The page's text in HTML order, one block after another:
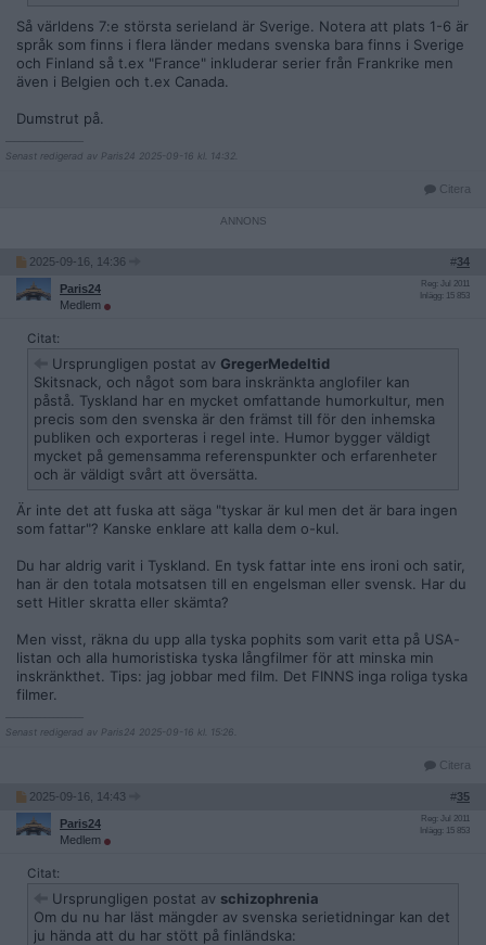
sig göra det. Det har skapats serier i Finland sedan 1900-
talets början, precis som i många andra länder. De har aldrig
blivit kända utomlands, och det var nog heller aldrig deras
skapares mening.
Jag har i andra trådar på FB nämnt
Pekka Puupää / Kalle Träskalle
kunna fortsätta upprapandet med
seriehjältarna. Men med en stor och tacksam läsekrets på
efter att de slutat tecknas, beundrade av de fåtaliga
utländska seriefantaster som inte låtit sig avskräckas av
språkbarriären.
Tack för att också ni orkar bemöta okunskapens frammarsch.
träna lite. Vi återkommer.
Så världens 7:e största serieland är Sverige. Notera att plats 1-6 är
språk som finns i flera länder medans svenska bara finns i Sverige
och Finland så t.ex "France" inkluderar serier från Frankrike men
även i Belgien och t.ex Canada.
Dumstrut på.
Senast redigerad av Paris24 2025-09-16 kl. 14:32.
Citera
2025-09-16, 14:36 #34
Paris24
Medlem
Reg: Jul 2011
Inlägg: 15 853
Citat:
Ursprungligen postat av GregerMedeltid
Skitsnack, och något som bara inskränkta anglofiler kan
påstå. Tyskland har en mycket omfattande humorkultur, men
precis som den svenska är den främst till för den inhemska
publiken och exporteras i regel inte. Humor bygger väldigt
mycket på gemensamma referenspunkter och erfarenheter
och är väldigt svårt att översätta.
Är inte det att fuska att säga "tyskar är kul men det är bara ingen
som fattar"? Kanske enklare att kalla dem o-kul.
Du har aldrig varit i Tyskland. En tysk fattar inte ens ironi och satir,
han är den totala motsatsen till en engelsman eller svensk. Har du
sett Hitler skratta eller skämta?
Men visst, räkna du upp alla tyska pophits som varit etta på USA-
listan och alla humoristiska tyska långfilmer för att minska min
inskränkthet. Tips: jag jobbar med film. Det FINNS inga roliga tyska
filmer.
Senast redigerad av Paris24 2025-09-16 kl. 15:26.
Citera
2025-09-16, 14:43 #35
Paris24
Medlem
Reg: Jul 2011
Inlägg: 15 853
Citat:
Ursprungligen postat av schizophrenia
Om du nu har läst mängder av svenska serietidningar kan det
ju hända att du har stött på finländska: